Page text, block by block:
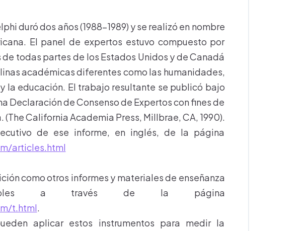
duró dos años (1988-1989) y se realizó en nombre
El panel de expertos estuvo compuesto por
todas partes de los Estados Unidos y de Canadá
académicas diferentes como las humanidades,
la educación. El trabajo resultante se publicó bajo
Declaración de Consenso de Expertos con fines de
California Academia Press, Millbrae, CA, 1990).
de ese informe, en inglés, de la página
articles.html
como otros informes y materiales de enseñanza
a través de la página
t.html.
aplicar estos instrumentos para medir la